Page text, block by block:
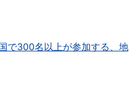
で300名以上が参加する、地